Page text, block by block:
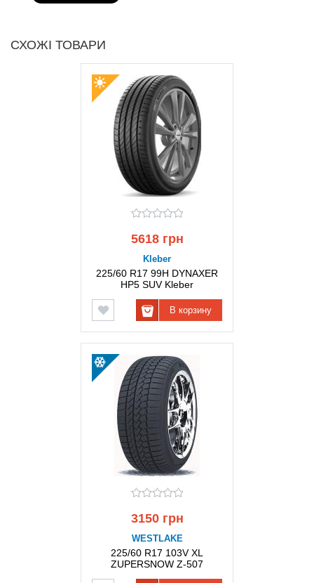
СХОЖІ ТОВАРИ
5618 грн
Kleber
225/60 R17 99H DYNAXER
HP5 SUV Kleber
В корзину
3150 грн
WESTLAKE
225/60 R17 103V XL
ZUPERSNOW Z-507